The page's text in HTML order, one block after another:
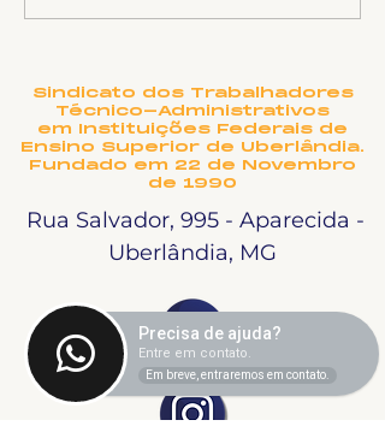
discriminação na
UFU: uma política
pela construção de
ambientes seguros,
respeitosos e
Sindicato dos Trabalhadores
Técnico-Administrativos
em Instituições Federais de
Ensino Superior de Uberlândia.
Fundado em 22 de Novembro
de 1990
Rua Salvador, 995 - Aparecida -
Uberlândia, MG
Precisa de ajuda?
Entre em contato.
Em breve, entraremos em contato.